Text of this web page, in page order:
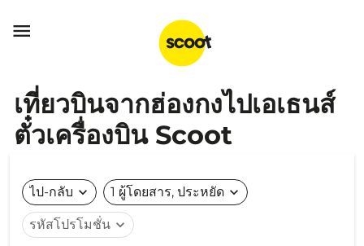

เที่ยวบินจากฮ่องกงไปเอเธนส์
ตั๋วเครื่องบิน Scoot
ไป-กลับ expand_more 1 ผู้โดยสาร, ประหยัด expand_more
รหัสโปรโมชั่น expand_more